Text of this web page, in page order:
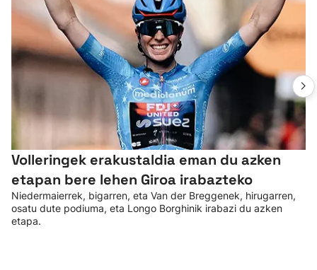
Volleringek erakustaldia eman du azken
etapan bere lehen Giroa irabazteko
Niedermaierrek, bigarren, eta Van der Breggenek, hirugarren,
osatu dute podiuma, eta Longo Borghinik irabazi du azken
etapa.